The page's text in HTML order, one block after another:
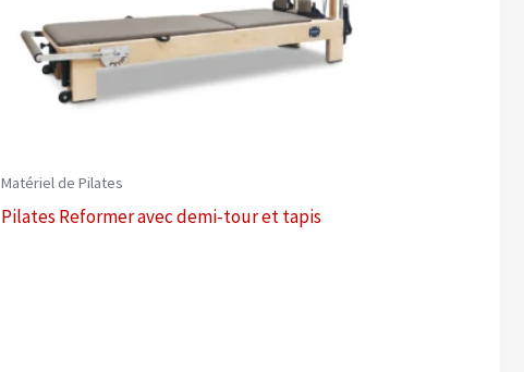
Matériel de Pilates
Pilates Reformer avec demi-tour et tapis